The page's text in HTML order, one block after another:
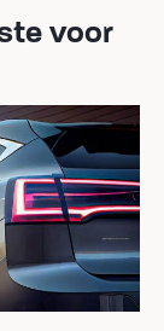
voor